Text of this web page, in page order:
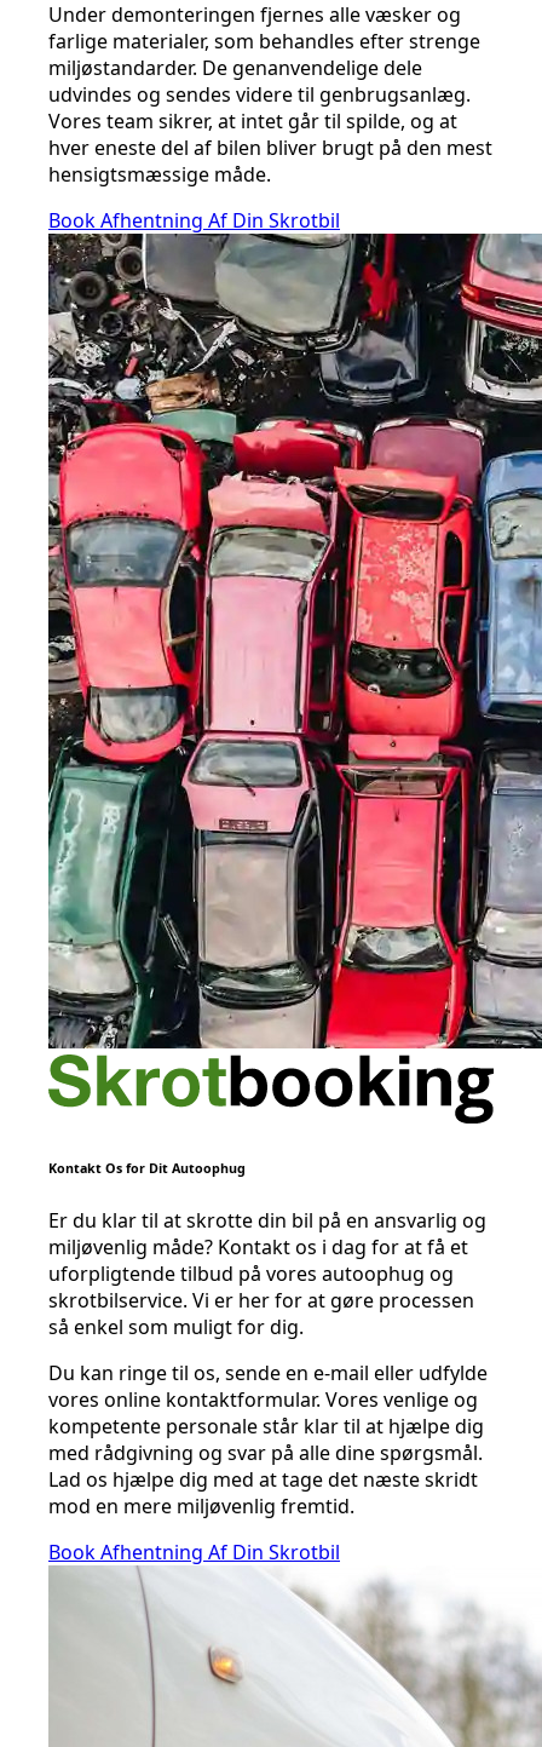
Under demonteringen fjernes alle væsker og
farlige materialer, som behandles efter strenge
miljøstandarder. De genanvendelige dele
udvindes og sendes videre til genbrugsanlæg.
Vores team sikrer, at intet går til spilde, og at
hver eneste del af bilen bliver brugt på den mest
hensigtsmæssige måde.
Book Afhentning Af Din Skrotbil
Kontakt Os for Dit Autoophug
Er du klar til at skrotte din bil på en ansvarlig og
miljøvenlig måde? Kontakt os i dag for at få et
uforpligtende tilbud på vores autoophug og
skrotbilservice. Vi er her for at gøre processen
så enkel som muligt for dig.
Du kan ringe til os, sende en e-mail eller udfylde
vores online kontaktformular. Vores venlige og
kompetente personale står klar til at hjælpe dig
med rådgivning og svar på alle dine spørgsmål.
Lad os hjælpe dig med at tage det næste skridt
mod en mere miljøvenlig fremtid.
Book Afhentning Af Din Skrotbil